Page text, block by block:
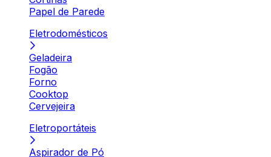
Papel de Parede
Eletrodomésticos
Geladeira
Fogão
Forno
Cooktop
Cervejeira
Eletroportáteis
Aspirador de Pó